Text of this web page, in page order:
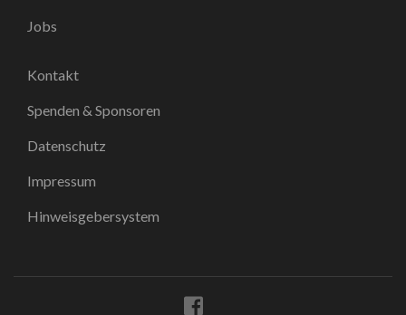
Jobs
Kontakt
Spenden & Sponsoren
Datenschutz
Impressum
Hinweisgebersystem